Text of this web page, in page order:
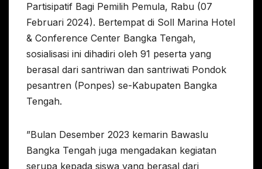
Partisipatif Bagi Pemilih Pemula, Rabu (07
Februari 2024). Bertempat di Soll Marina Hotel
& Conference Center Bangka Tengah,
sosialisasi ini dihadiri oleh 91 peserta yang
berasal dari santriwan dan santriwati Pondok
pesantren (Ponpes) se-Kabupaten Bangka
Tengah.
”Bulan Desember 2023 kemarin Bawaslu
Bangka Tengah juga mengadakan kegiatan
serupa kepada siswa yang berasal dari